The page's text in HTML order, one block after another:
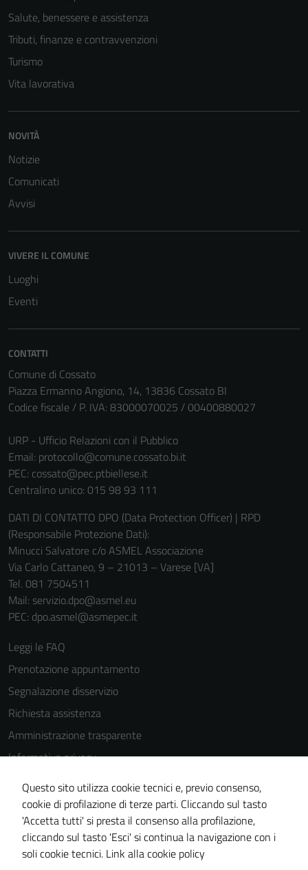
Salute, benessere e assistenza
Tributi, finanze e contravvenzioni
Turismo
Vita lavorativa
NOVITÀ
Notizie
Comunicati
Avvisi
VIVERE IL COMUNE
Luoghi
Eventi
CONTATTI
Comune di Cossato
Piazza Ermanno Angiono, 14, 13836 Cossato BI
Codice fiscale / P. IVA: 83000070025 / 00400880027
URP - Ufficio Relazioni con il Pubblico
Email: protocollo@comune.cossato.bi.it
PEC: cossato@pec.ptbiellese.it
Centralino unico: 015 98 93 111
DATI DI CONTATTO DPO (Data Protection Officer) | RPD
(Responsabile Protezione Dati):
Minucci Salvatore c/o ASMEL Associazione
Via Carlo Cattaneo, 9 – 21013 – Varese [VA]
Tel. 081 7504511
Mail: servizio.dpo@asmel.eu
PEC: dpo.asmel@asmepec.it
Leggi le FAQ
Prenotazione appuntamento
Segnalazione disservizio
Richiesta assistenza
Amministrazione trasparente
Informativa privacy
Cookie Policy
Note legali
Dichiarazione di accessibilità
Piano di miglioramento del sito
Questo sito utilizza cookie tecnici e, previo consenso,
cookie di profilazione di terze parti. Cliccando sul tasto
'Accetta tutti' si presta il consenso alla profilazione,
cliccando sul tasto 'Esci' si continua la navigazione con i
soli cookie tecnici. Link alla cookie policy
per il
funzionamento
possono
essere
informazioni